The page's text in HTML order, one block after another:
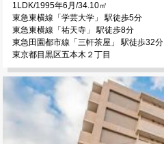
1LDK/1995年6月/34.10㎡
東急東横線「学芸大学」 駅徒歩5分
東急東横線「祐天寺」 駅徒歩8分
東急田園都市線「三軒茶屋」 駅徒歩32分
東京都目黒区五本木２丁目